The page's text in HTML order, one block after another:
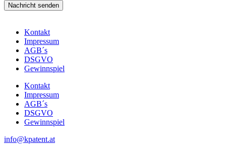
Nachricht senden
Kontakt
Impressum
AGB´s
DSGVO
Gewinnspiel
Kontakt
Impressum
AGB´s
DSGVO
Gewinnspiel
info@kpatent.at